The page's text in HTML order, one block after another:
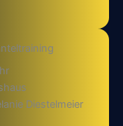
Diestelmeier